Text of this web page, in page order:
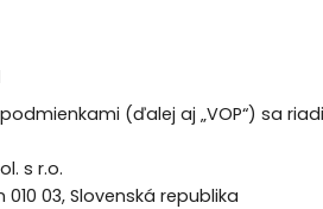
(ďalej aj „VOP“) sa
s r.o.
03, Slovenská republika